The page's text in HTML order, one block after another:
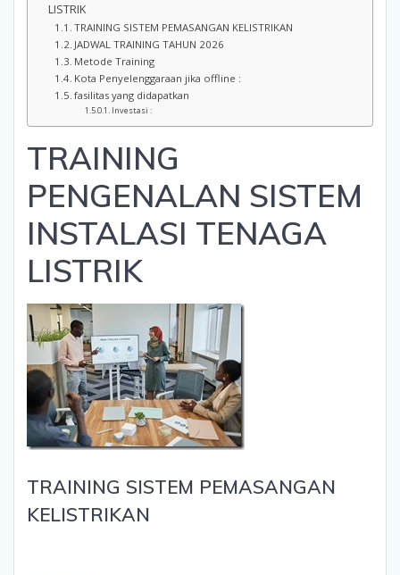
LISTRIK
TRAINING SISTEM PEMASANGAN KELISTRIKAN
JADWAL TRAINING TAHUN 2026
Metode Training
Kota Penyelenggaraan jika offline :
fasilitas yang didapatkan
Investasi :
TRAINING
PENGENALAN SISTEM
INSTALASI TENAGA
LISTRIK
TRAINING SISTEM PEMASANGAN
KELISTRIKAN